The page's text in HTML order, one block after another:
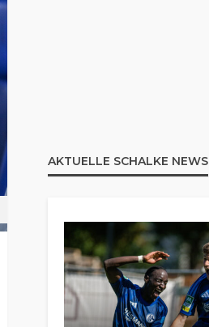
AKTUELLE SCHALKE NEWS